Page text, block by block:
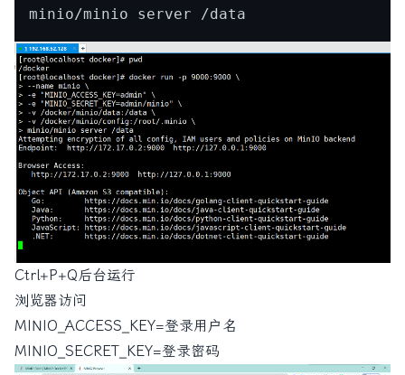
Ctrl+P+Q后台运行
浏览器访问
MINIO_ACCESS_KEY=登录用户名
MINIO_SECRET_KEY=登录密码